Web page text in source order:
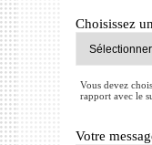
Choisissez
Vous devez
rapport avec le
Votre